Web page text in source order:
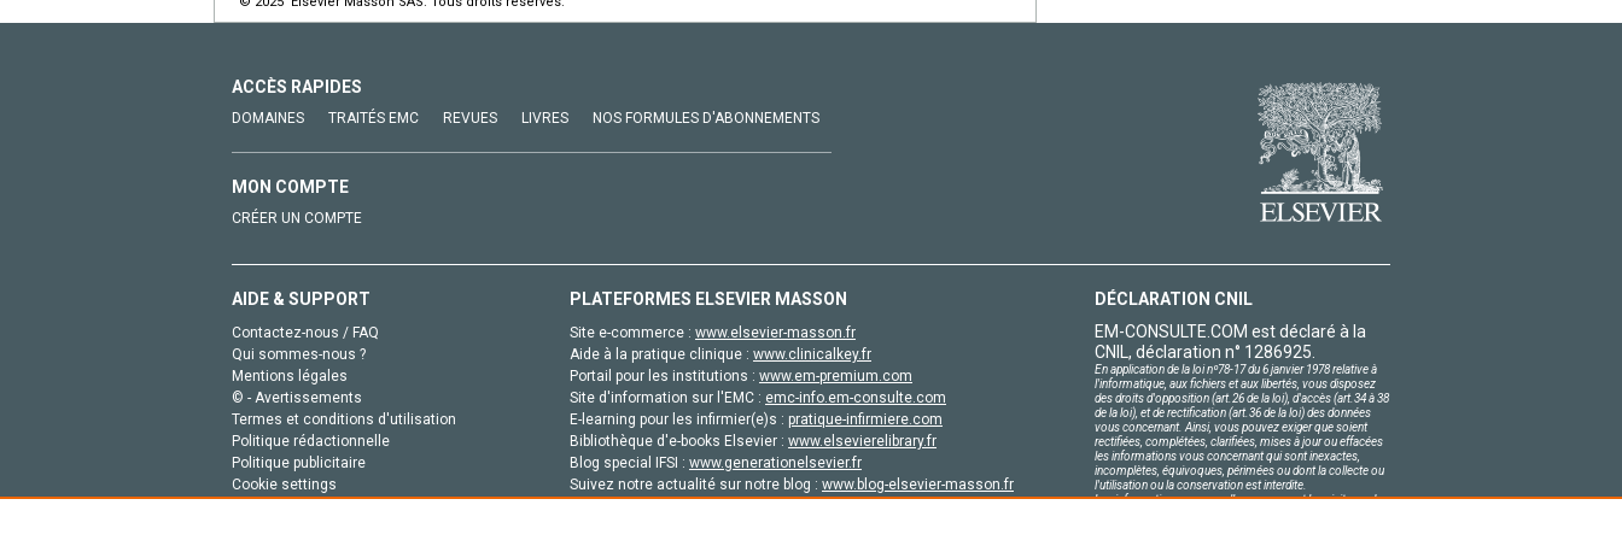
ACCÈS RAPIDES
DOMAINES TRAITÉS EMC REVUES LIVRES NOS FORMULES D'ABONNEMENTS
MON COMPTE
CRÉER UN COMPTE
AIDE & SUPPORT
Contactez-nous / FAQ
Qui sommes-nous ?
Mentions légales
© - Avertissements
Termes et conditions d'utilisation
Politique rédactionnelle
Politique publicitaire
Cookie settings
PLATEFORMES ELSEVIER MASSON
Site e-commerce : www.elsevier-masson.fr
Aide à la pratique clinique : www.clinicalkey.fr
Portail pour les institutions : www.em-premium.com
Site d'information sur l'EMC : emc-info.em-consulte.com
E-learning pour les infirmier(e)s : pratique-infirmiere.com
Bibliothèque d'e-books Elsevier : www.elsevierelibrary.fr
Blog special IFSI : www.generationelsevier.fr
Suivez notre actualité sur notre blog : www.blog-elsevier-masson.fr
DÉCLARATION CNIL
EM-CONSULTE.COM est déclaré à la
CNIL, déclaration n° 1286925.
En application de la loi nº78-17 du 6 janvier 1978 relative à
l'informatique, aux fichiers et aux libertés, vous disposez
des droits d'opposition (art.26 de la loi), d'accès (art.34 à 38
de la loi), et de rectification (art.36 de la loi) des données
vous concernant. Ainsi, vous pouvez exiger que soient
rectifiées, complétées, clarifiées, mises à jour ou effacées
les informations vous concernant qui sont inexactes,
incomplètes, équivoques, périmées ou dont la collecte ou
l'utilisation ou la conservation est interdite.
Les informations personnelles concernant les visiteurs de